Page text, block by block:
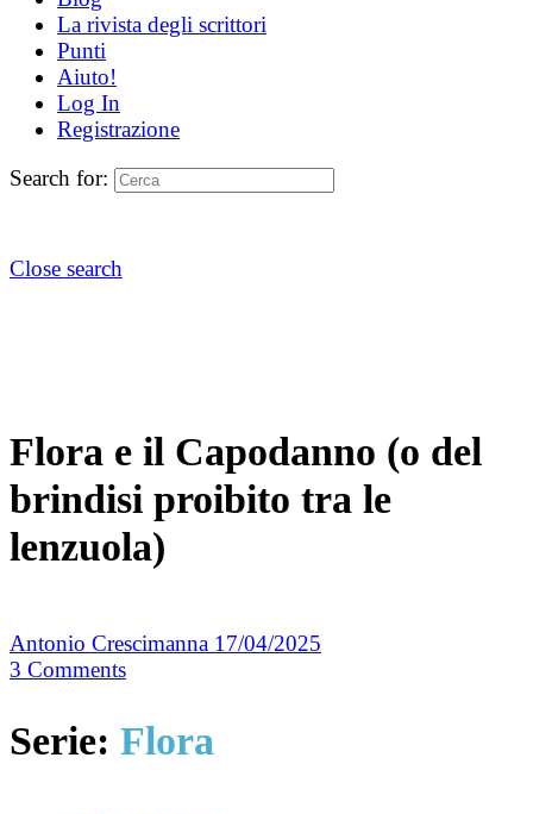
La rivista degli scrittori
Punti
Aiuto!
Log In
Registrazione
Search for:
Close search
Flora e il Capodanno (o del
brindisi proibito tra le
lenzuola)
Antonio Crescimanna 17/04/2025
3 Comments
Serie: Flora